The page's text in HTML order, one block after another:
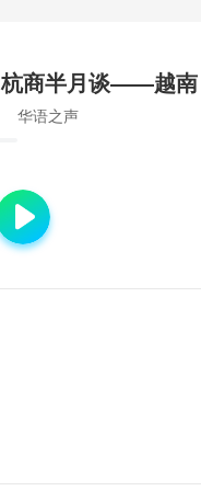
杭商半月谈——越南
华语之声